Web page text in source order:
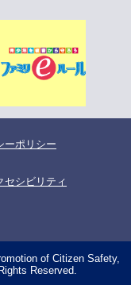
ーポリシー
セシビリティ
of Citizen Safety,
Reserved.